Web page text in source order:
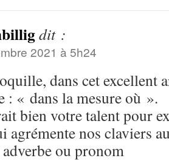
dit :
2021 à 5h24
dans cet excellent
: « dans la mesure où ».
bien votre talent pour
agrémente nos claviers
ou pronom